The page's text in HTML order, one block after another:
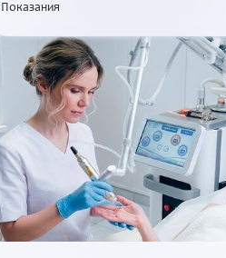
Показания